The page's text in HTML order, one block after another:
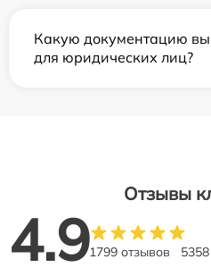
Какую документацию вы
для юридических лиц?
Отзывы
4.91799 отзывов